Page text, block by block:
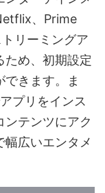
、Prime
リーミングア
ため、初期設定
きます。ま
プリをインス
ンテンツにアク
広いエンタメ